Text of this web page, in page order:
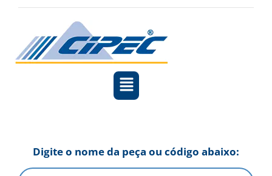
Digite o nome da peça ou código abaixo: